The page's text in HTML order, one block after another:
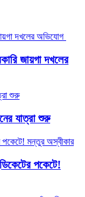
জায়গা দখলের
যাত্রা শুরু
পকেটে!